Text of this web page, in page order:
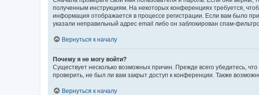
полученным инструкциям. На некоторых конференциях требуется,
информация отображается в процессе регистрации. Если вам было
указали неправильный адрес email либо он заблокирован спам-
Вернуться к началу
Почему я не могу войти?
Существует несколько возможных причин. Прежде всего убедитесь,
проверить, не был ли вам закрыт доступ к конференции. Также
Вернуться к началу